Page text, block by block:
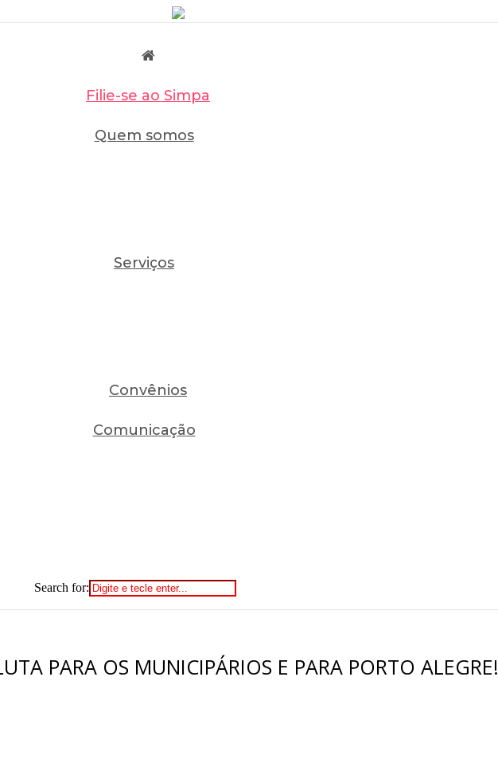
Filie-se ao Simpa
Quem somos
Serviços
Convênios
Comunicação
Search for:
PARA OS MUNICIPÁRIOS E PARA PORTO ALEGRE!